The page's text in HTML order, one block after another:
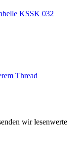
KSSK 032
Thread
wir lesenwerte